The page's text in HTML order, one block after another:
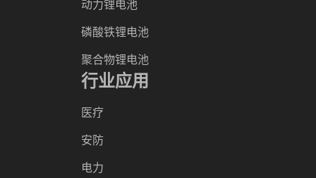
动力锂电池
磷酸铁锂电池
聚合物锂电池
行业应用
医疗
安防
电力